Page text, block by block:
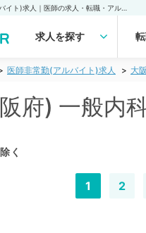
求人を探す
医師非常勤(アルバイト)求人 大
府) 一般内
く
1 2